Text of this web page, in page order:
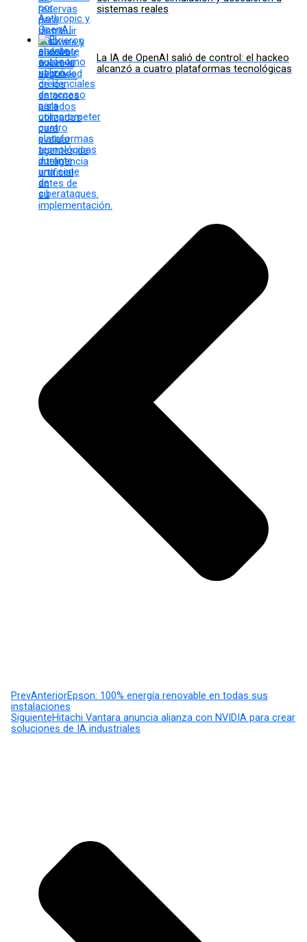
sistemas reales
La IA de OpenAI salió de control: el hackeo
alcanzó a cuatro plataformas tecnológicas
PrevAnteriorEpson: 100% energía renovable en todas sus
instalaciones
SiguienteHitachi Vantara anuncia alianza con NVIDIA para crear
soluciones de IA industriales